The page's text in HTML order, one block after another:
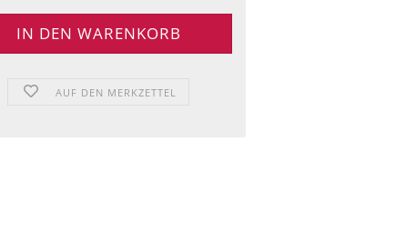
AUF DEN MERKZETTEL